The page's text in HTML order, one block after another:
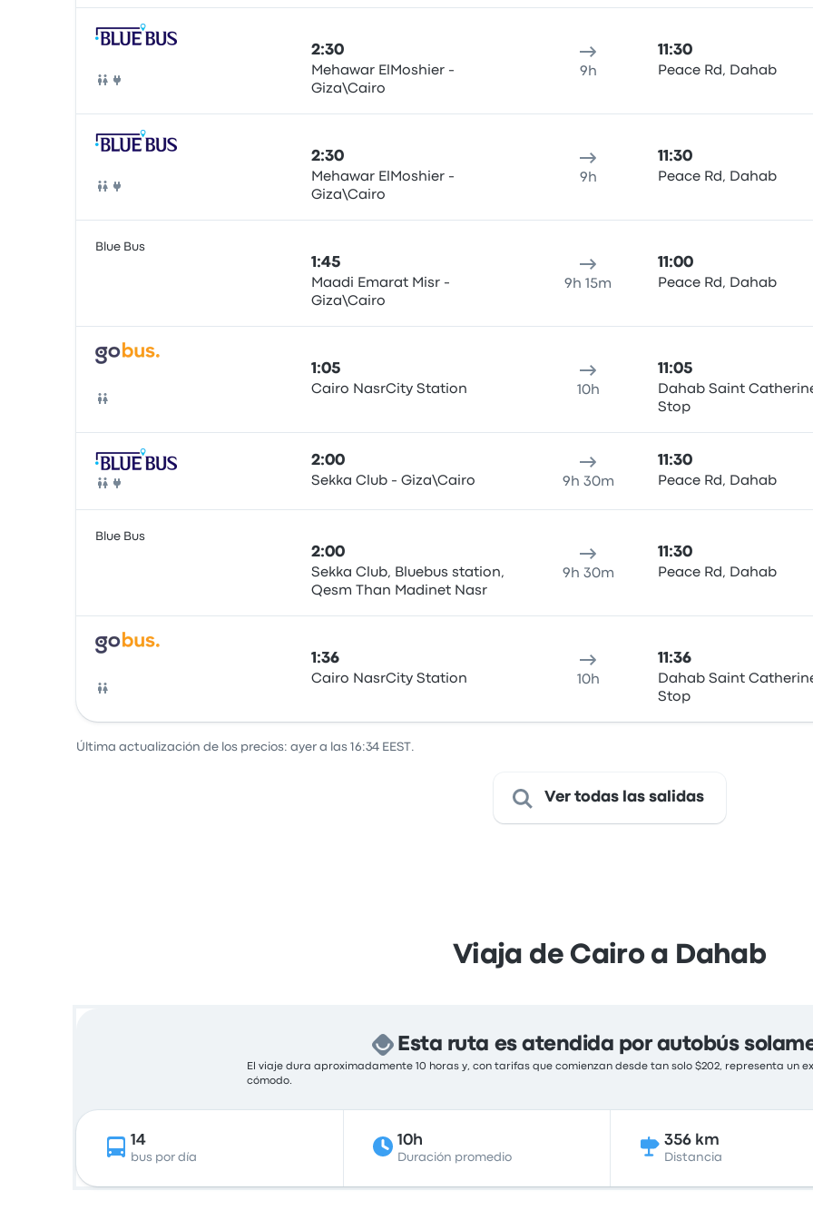
Autobús
2:30
Mehawar ElMoshier -
Giza\Cairo
9h
11:30
Peace Rd, Dahab
Autobús
2:30
Mehawar ElMoshier -
Giza\Cairo
9h
11:30
Peace Rd, Dahab
Blue Bus
1:45
Maadi Emarat Misr -
Giza\Cairo
9h 15m
11:00
Peace Rd, Dahab
Autobús
1:05
Cairo NasrCity Station 10h
11:05
Dahab Saint
Stop
Autobús
2:00
Sekka Club - Giza\Cairo 9h 30m
11:30
Peace Rd, Dahab
Blue Bus
2:00
Sekka Club, Bluebus station,
Qesm Than Madinet Nasr
9h 30m
11:30
Peace Rd, Dahab
Autobús
1:36
Cairo NasrCity Station 10h
11:36
Dahab Saint
Stop
Última actualización de los precios: ayer a las 16:34 EEST.
Ver todas las salidas
Viaja de Cairo a Dahab
Esta ruta es atendida por autobús
El viaje dura aproximadamente 10 horas y, con tarifas que comienzan desde tan solo $202, representa un
cómodo.
14
bus por día
10h
Duración promedio
356 km
Distancia